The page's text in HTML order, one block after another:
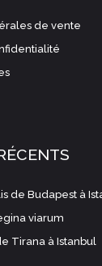
de vente
de Budapest à
viarum
Tirana à Istanbul